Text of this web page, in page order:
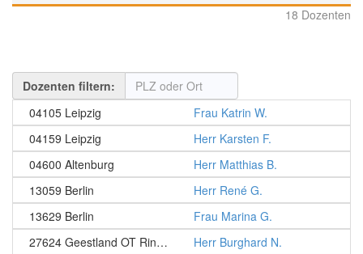
18 Dozenten
Dozenten filtern:
04105 Leipzig
Frau Katrin W.
04159 Leipzig
Herr Karsten F.
04600 Altenburg
Herr Matthias B.
13059 Berlin
Herr René G.
13629 Berlin
Frau Marina G.
27624 Geestland OT Ringstedt
Herr Burghard N.